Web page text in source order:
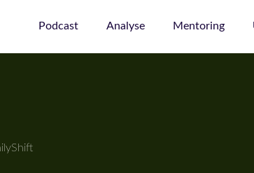
Podcast Analyse Mentoring